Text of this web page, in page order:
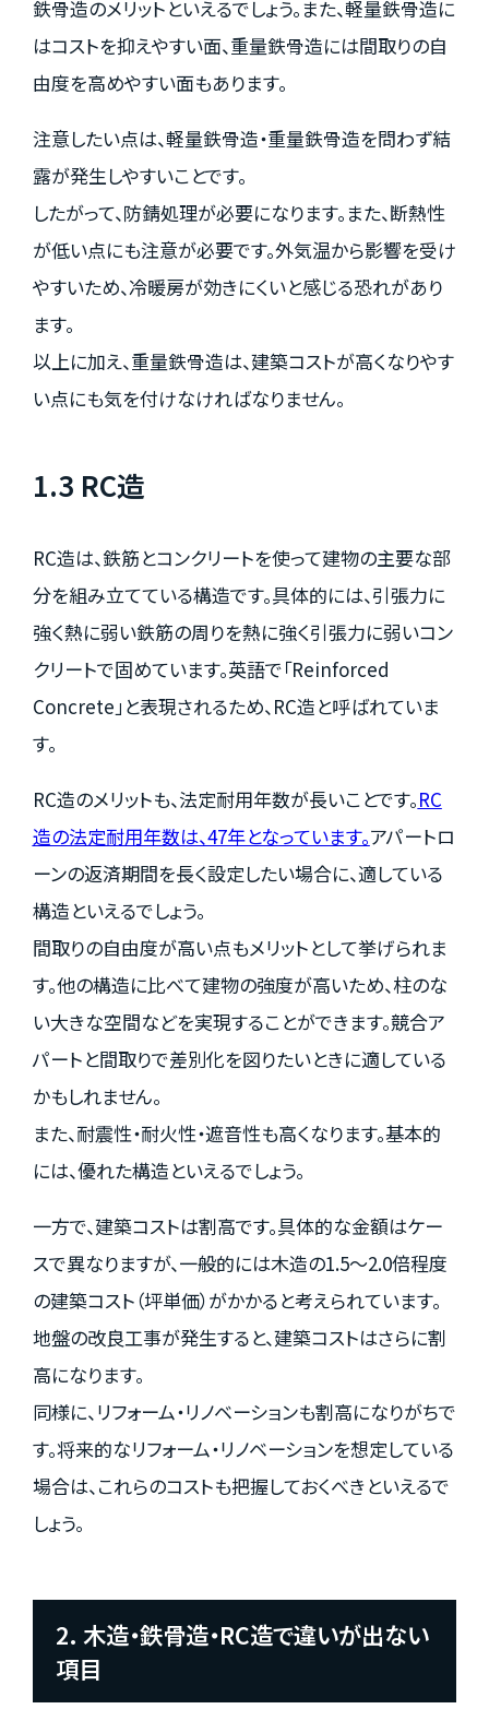
鉄骨造のメリットといえるでしょう。また、軽量鉄骨造に
はコストを抑えやすい面、重量鉄骨造には間取りの自
由度を高めやすい面もあります。
注意したい点は、軽量鉄骨造・重量鉄骨造を問わず結
露が発生しやすいことです。
したがって、防錆処理が必要になります。また、断熱性
が低い点にも注意が必要です。外気温から影響を受け
やすいため、冷暖房が効きにくいと感じる恐れがあり
ます。
以上に加え、重量鉄骨造は、建築コストが高くなりやす
い点にも気を付けなければなりません。
1.3 RC造
RC造は、鉄筋とコンクリートを使って建物の主要な部
分を組み立てている構造です。具体的には、引張力に
強く熱に弱い鉄筋の周りを熱に強く引張力に弱いコン
クリートで固めています。英語で「Reinforced
Concrete」と表現されるため、RC造と呼ばれていま
す。
RC造のメリットも、法定耐用年数が長いことです。RC
造の法定耐用年数は、47年となっています。アパートロ
ーンの返済期間を長く設定したい場合に、適している
構造といえるでしょう。
間取りの自由度が高い点もメリットとして挙げられま
す。他の構造に比べて建物の強度が高いため、柱のな
い大きな空間などを実現することができます。競合ア
パートと間取りで差別化を図りたいときに適している
かもしれません。
また、耐震性・耐火性・遮音性も高くなります。基本的
には、優れた構造といえるでしょう。
一方で、建築コストは割高です。具体的な金額はケー
スで異なりますが、一般的には木造の1.5～2.0倍程度
の建築コスト（坪単価）がかかると考えられています。
地盤の改良工事が発生すると、建築コストはさらに割
高になります。
同様に、リフォーム・リノベーションも割高になりがちで
す。将来的なリフォーム・リノベーションを想定している
場合は、これらのコストも把握しておくべきといえるで
しょう。
2. 木造・鉄骨造・RC造で違いが出ない
項目